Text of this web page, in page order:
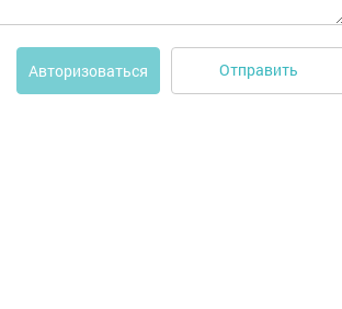
Авторизоваться Отправить